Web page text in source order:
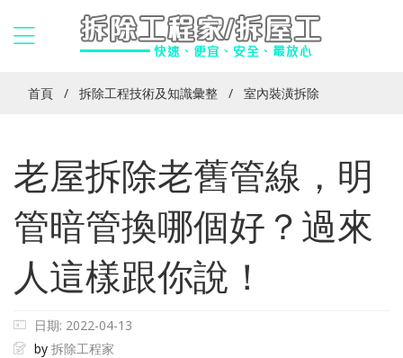
首頁 拆除工程技術及知識彙整 室內裝潢拆除
老屋拆除老舊管線，明
管暗管換哪個好？過來
人這樣跟你說！
日期: 2022-04-13
by 拆除工程家